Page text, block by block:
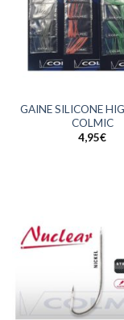
GAINE SILICONE
COLMIC
4,95€